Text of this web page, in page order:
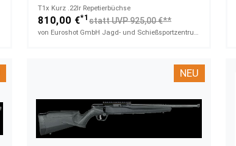
T1x Kurz​ .22lr Repetierbüchse
810,00 €*1 statt UVP 925,00 €**
NEU